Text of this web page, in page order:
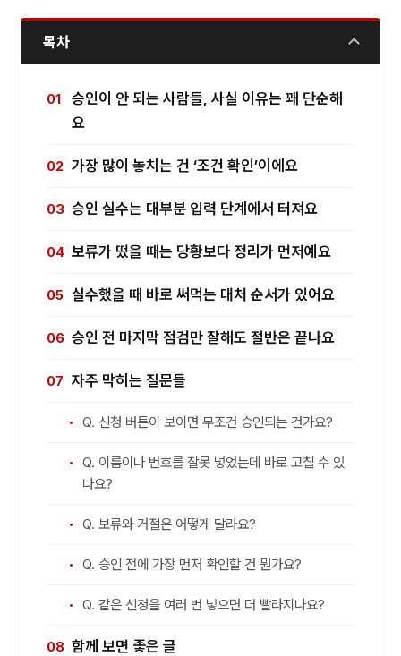
목차
승인이 안 되는 사람들, 사실 이유는 꽤 단순해
요
가장 많이 놓치는 건 ‘조건 확인’이에요
승인 실수는 대부분 입력 단계에서 터져요
보류가 떴을 때는 당황보다 정리가 먼저예요
실수했을 때 바로 써먹는 대처 순서가 있어요
승인 전 마지막 점검만 잘해도 절반은 끝나요
자주 막히는 질문들
Q. 신청 버튼이 보이면 무조건 승인되는 건가요?
Q. 이름이나 번호를 잘못 넣었는데 바로 고칠 수 있
나요?
Q. 보류와 거절은 어떻게 달라요?
Q. 승인 전에 가장 먼저 확인할 건 뭔가요?
Q. 같은 신청을 여러 번 넣으면 더 빨라지나요?
함께 보면 좋은 글